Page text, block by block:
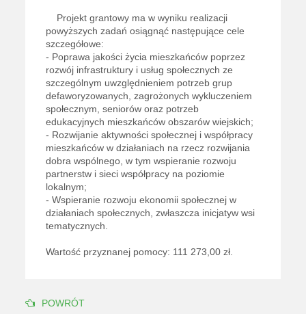
Projekt grantowy ma w wyniku realizacji
powyższych zadań osiągnąć następujące cele
szczegółowe:
- Poprawa jakości życia mieszkańców poprzez
rozwój infrastruktury i usług społecznych ze
szczególnym uwzględnieniem potrzeb grup
defaworyzowanych, zagrożonych wykluczeniem
społecznym, seniorów oraz potrzeb
edukacyjnych mieszkańców obszarów wiejskich;
- Rozwijanie aktywności społecznej i współpracy
mieszkańców w działaniach na rzecz rozwijania
dobra wspólnego, w tym wspieranie rozwoju
partnerstw i sieci współpracy na poziomie
lokalnym;
-Wspieranie rozwoju ekonomii społecznej w
działaniach społecznych, zwłaszcza inicjatyw wsi
tematycznych.
Wartość przyznanej pomocy: 111 273,00 zł.
POWRÓT